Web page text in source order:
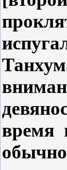
время